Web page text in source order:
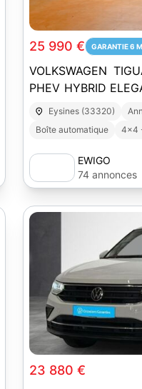
25 990 € GARANTIE 6
VOLKSWAGEN
PHEV HYBRID
TOIT OUVRANT /
Eysines (33320)
Boîte automatique
4x4
EWIGO
74 annonces
23 880 €